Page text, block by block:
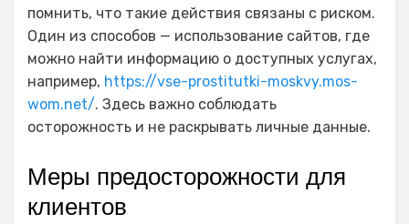
помнить, что такие действия связаны с риском.
Один из способов — использование сайтов, где
можно найти информацию о доступных услугах,
например, https://vse-prostitutki-moskvy.mos-
wom.net/. Здесь важно соблюдать
осторожность и не раскрывать личные данные.
Меры предосторожности для
клиентов